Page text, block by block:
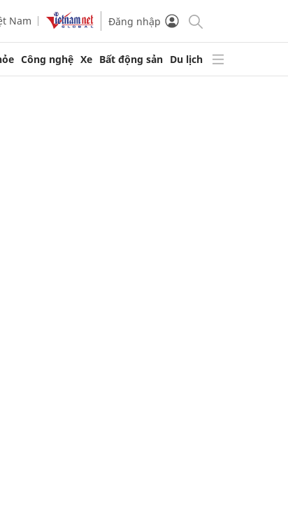
Nam Đăng nhập
Công nghệ Xe Bất động sản Du lịch